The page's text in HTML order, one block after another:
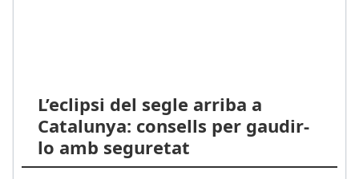
L’eclipsi del segle arriba a
Catalunya: consells per gaudir-
lo amb seguretat